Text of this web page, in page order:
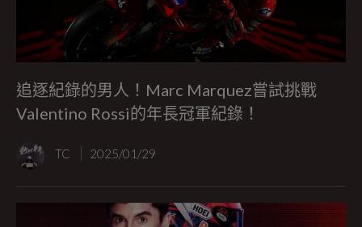
追逐紀錄的男人！Marc Marquez嘗試挑戰
Valentino Rossi的年長冠軍紀錄！
TC 2025/01/29